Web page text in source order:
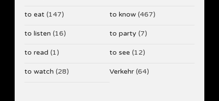
to eat (147) to know (467)
to listen (16) to party (7)
to read (1) to see (12)
to watch (28) Verkehr (64)